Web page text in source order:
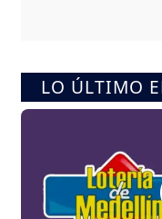
LO ÚLTIMO